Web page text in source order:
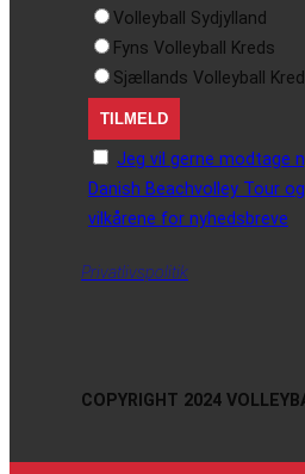
Volleyball Sydjylland
Fyns Volleyball Kreds
Sjællands Volleyball
Jeg vil gerne modtage
Danish Beachvolley Tour
vilkårene for nyhedsbreve
Privatlivspolitik
COPYRIGHT 2024